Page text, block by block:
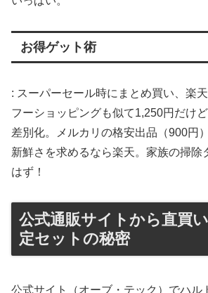
お得ゲット術
: スーパーセール時にまとめ買い、楽
フーショッピングも似て1,250円だけど
差別化。メルカリの格安出品（900円
新鮮さを求めるなら楽天。家族の掃除
はず！
公式通販サイトから直買
定セットの秘密
公式サイト（オーブ・テック）でハル